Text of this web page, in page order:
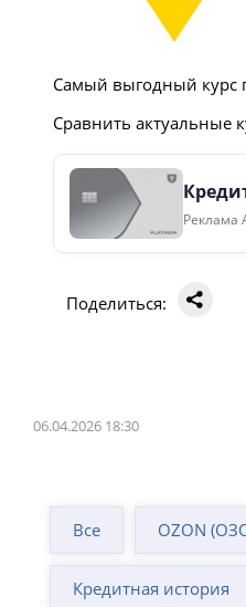
Самый выгодный курс
Сравнить актуальные
Реклама
Поделиться:
06.04.2026 18:30
Все OZON
Кредитная история